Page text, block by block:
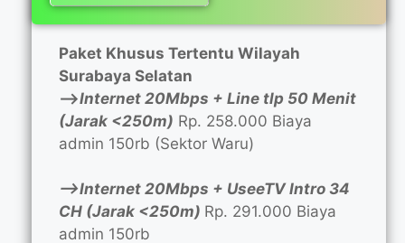
Paket Khusus Tertentu Wilayah
Surabaya Selatan
—>Internet 20Mbps + Line tlp 50 Menit
(Jarak <250m) Rp. 258.000 Biaya
admin 150rb (Sektor Waru)
—>Internet 20Mbps + UseeTV Intro 34
CH (Jarak <250m) Rp. 291.000 Biaya
admin 150rb